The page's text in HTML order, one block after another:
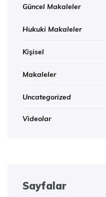
Güncel Makaleler
Hukuki Makaleler
Kişisel
Makaleler
Uncategorized
Videolar
Sayfalar